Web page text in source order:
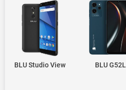
BLU G52L
BLU Studio View